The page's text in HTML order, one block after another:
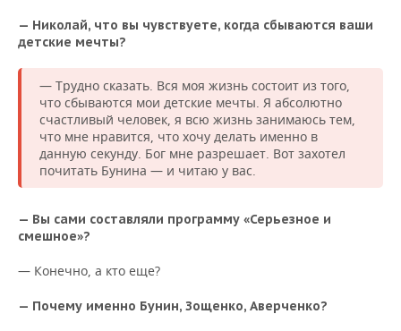
— Николай, что вы чувствуете, когда сбываются ваши
детские мечты?
— Трудно сказать. Вся моя жизнь состоит из того,
что сбываются мои детские мечты. Я абсолютно
счастливый человек, я всю жизнь занимаюсь тем,
что мне нравится, что хочу делать именно в
данную секунду. Бог мне разрешает. Вот захотел
почитать Бунина — и читаю у вас.
— Вы сами составляли программу «Серьезное и
смешное»?
— Конечно, а кто еще?
— Почему именно Бунин, Зощенко, Аверченко?